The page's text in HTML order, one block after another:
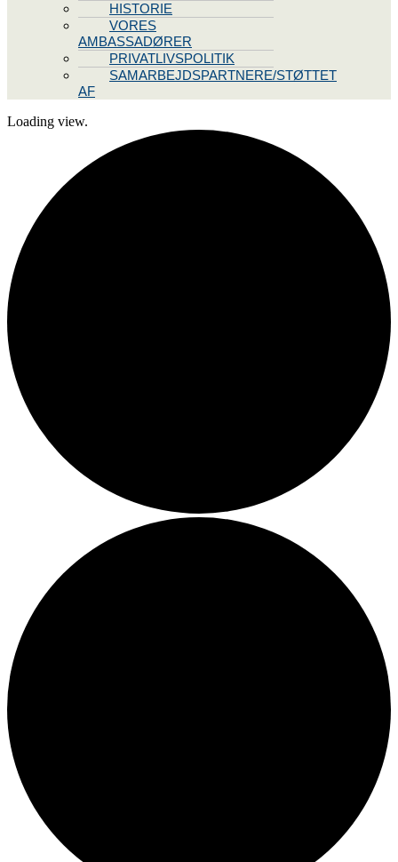
HISTORIE
VORES
AMBASSADØRER
PRIVATLIVSPOLITIK
SAMARBEJDSPARTNERE/STØTTET
AF
Loading view.